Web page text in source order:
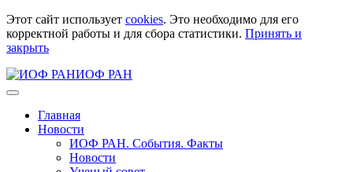
Этот сайт использует cookies. Это необходимо для его
корректной работы и для сбора статистики. Принять и
закрыть
ИОФ РАН
Главная
Новости
ИОФ РАН. События. Факты
Новости